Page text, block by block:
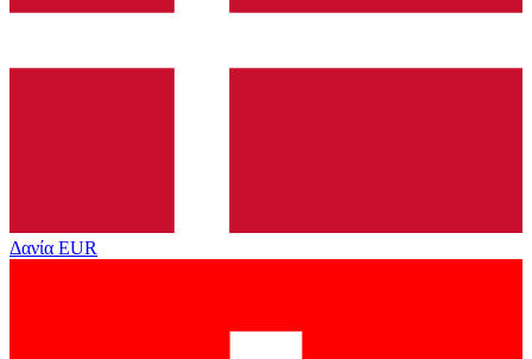
Δανία EUR